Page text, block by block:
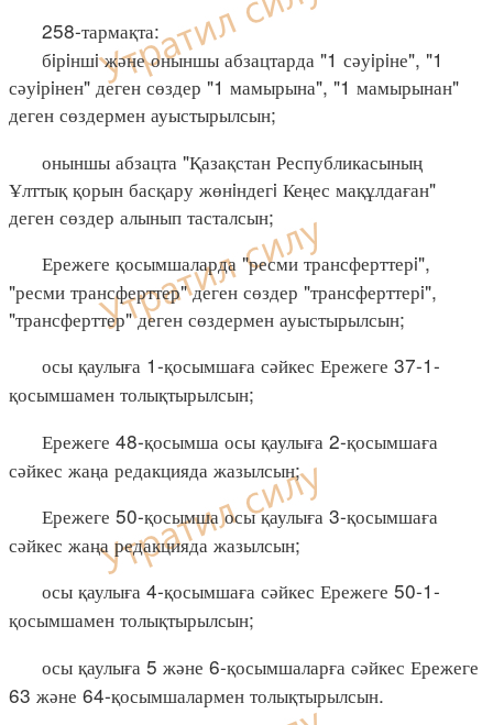
258-тармақта:
бiрiншi және оныншы абзацтарда "1 сәуiрiне", "1
сәуiрiнен" деген сөздер "1 мамырына", "1 мамырынан"
деген сөздермен ауыстырылсын;
оныншы абзацта "Қазақстан Республикасының
Ұлттық қорын басқару жөнiндегi Кеңес мақұлдаған"
деген сөздер алынып тасталсын;
Ережеге қосымшаларда "ресми трансферттерi",
"ресми трансферттер" деген сөздер "трансферттерi",
"трансферттер" деген сөздермен ауыстырылсын;
осы қаулыға 1-қосымшаға сәйкес Ережеге 37-1-
қосымшамен толықтырылсын;
Ережеге 48-қосымша осы қаулыға 2-қосымшаға
сәйкес жаңа редакцияда жазылсын;
Ережеге 50-қосымша осы қаулыға 3-қосымшаға
сәйкес жаңа редакцияда жазылсын;
осы қаулыға 4-қосымшаға сәйкес Ережеге 50-1-
қосымшамен толықтырылсын;
осы қаулыға 5 және 6-қосымшаларға сәйкес Ережеге
63 және 64-қосымшалармен толықтырылсын.